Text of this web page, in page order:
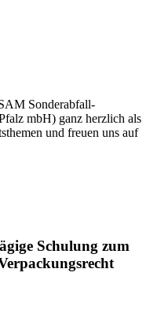
Sonderabfall-
mbH) ganz herzlich als
und freuen uns auf
Schulung zum